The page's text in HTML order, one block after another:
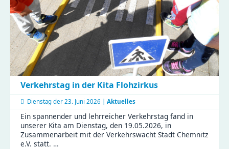
und
Bastelspaß
Verkehrstag in der Kita Flohzirkus
Dienstag der 23. Juni 2026 | Aktuelles
Ein spannender und lehrreicher Verkehrstag fand in
unserer Kita am Dienstag, den 19.05.2026, in
Zusammenarbeit mit der Verkehrswacht Stadt Chemnitz
e.V. statt. …